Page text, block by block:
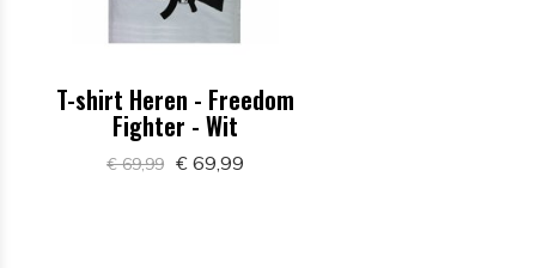
T-shirt Heren - Freedom
Fighter - Wit
€ 69,99 € 69,99